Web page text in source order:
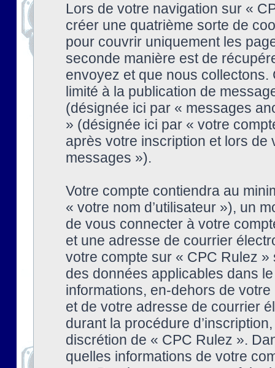
Lors de votre navigation sur «
créer une quatrième sorte de
pour couvrir uniquement les
seconde manière est de
envoyez et que nous collectons.
limité à la publication de
(désignée ici par « messages
» (désignée ici par « votre
après votre inscription et lors
messages »).
Votre compte contiendra au
« votre nom d’utilisateur »), un
de vous connecter à votre
et une adresse de courrier
votre compte sur « CPC Rulez
des données applicables dans
informations, en-dehors de
et de votre adresse de courrier
durant la procédure
discrétion de « CPC Rulez ».
quelles informations de votre